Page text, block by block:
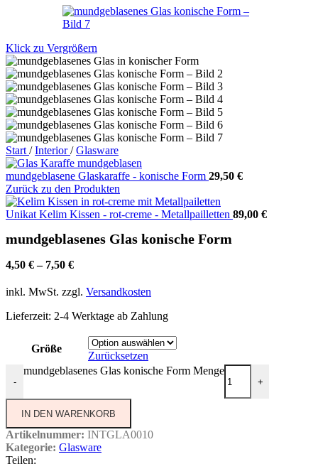
Klick zu Vergrößern
Start / Interior/ Glasware
mundgeblasene Glaskaraffe - konische Form 29,50 €
Zurück zu den Produkten
Unikat Kelim Kissen - rot-creme - Metallpailletten 89,00 €
mundgeblasenes Glas konische Form
4,50 €– 7,50 €
inkl. MwSt. zzgl. Versandkosten
Lieferzeit: 2-4 Werktage ab Zahlung
Größe
Zurücksetzen
-
mundgeblasenes Glas konische Form Menge
+
IN DEN WARENKORB
Artikelnummer: INTGLA0010
Kategorie: Glasware
Teilen: